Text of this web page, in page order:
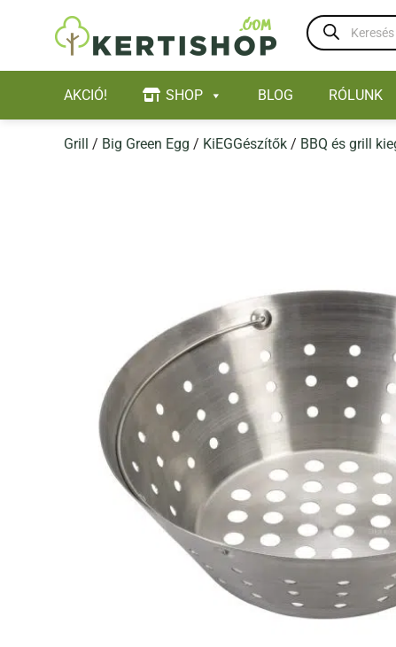
Products
search
AKCIÓ! SHOP BLOG RÓLUNK
Grill / Big Green Egg / KiEGGészítők / BBQ és grill